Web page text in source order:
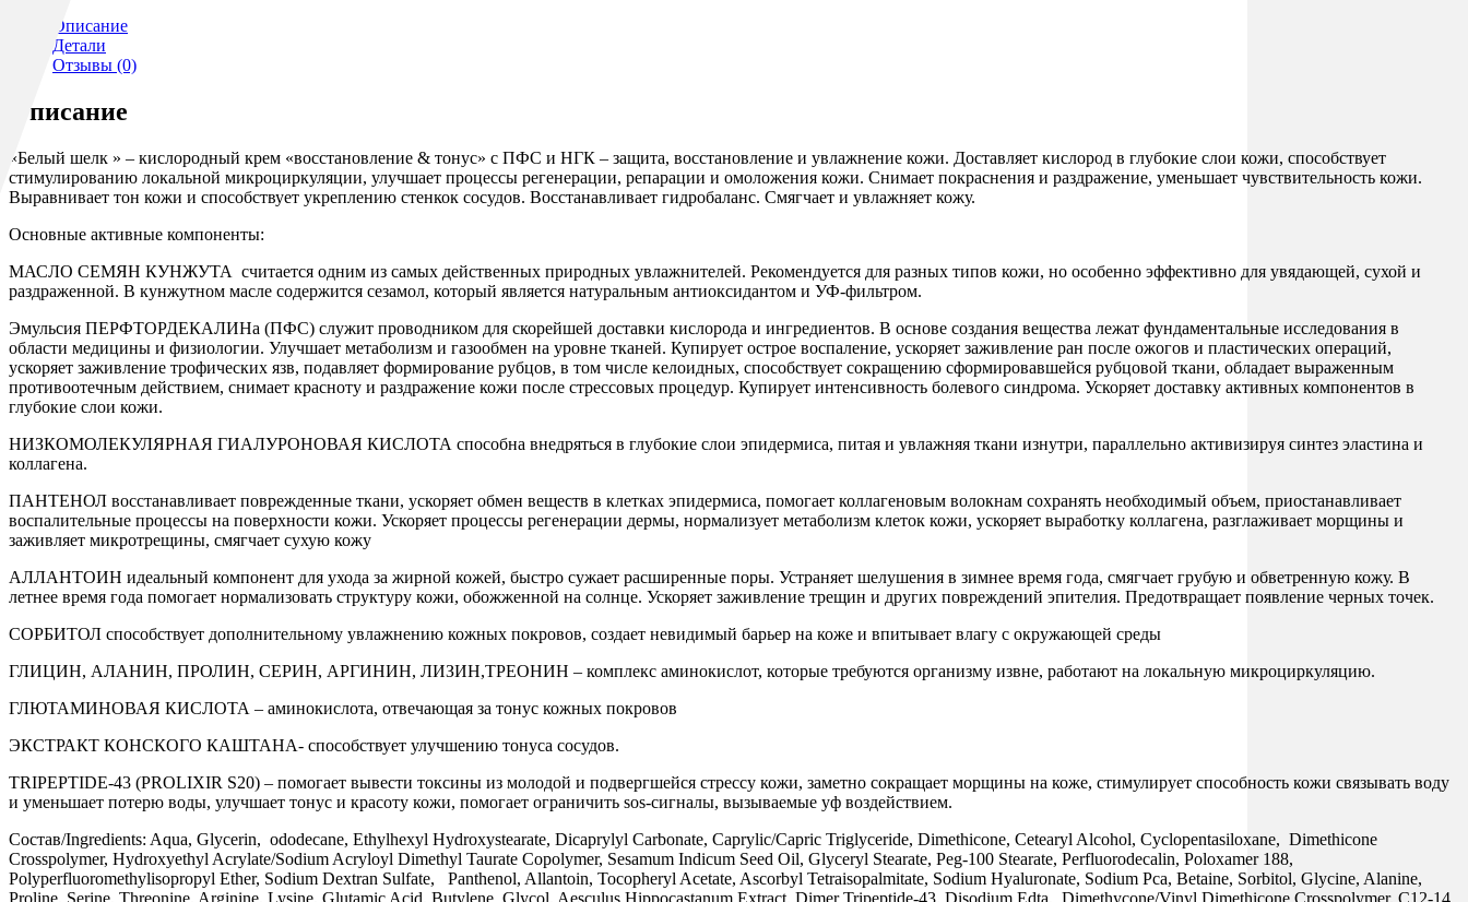
Описание
Детали
Отзывы (0)
Описание
«Белый шелк » – кислородный крем «восстановление & тонус» с ПФС и НГК – защита, восстановление и увлажнение кожи. Доставляет кислород в глубокие слои кожи, способствует
стимулированию локальной микроциркуляции, улучшает процессы регенерации, репарации и омоложения кожи. Снимает покраснения и раздражение, уменьшает чувствительность кожи.
Выравнивает тон кожи и способствует укреплению стенкок сосудов. Восстанавливает гидробаланс. Смягчает и увлажняет кожу.
Основные активные компоненты:
МАСЛО СЕМЯН КУНЖУТА считается одним из самых действенных природных увлажнителей. Рекомендуется для разных типов кожи, но особенно эффективно для увядающей, сухой и
раздраженной. В кунжутном масле содержится сезамол, который является натуральным антиоксидантом и УФ-фильтром.
Эмульсия ПЕРФТОРДЕКАЛИНа (ПФС) служит проводником для скорейшей доставки кислорода и ингредиентов. В основе создания вещества лежат фундаментальные исследования в
области медицины и физиологии. Улучшает метаболизм и газообмен на уровне тканей. Купирует острое воспаление, ускоряет заживление ран после ожогов и пластических операций,
ускоряет заживление трофических язв, подавляет формирование рубцов, в том числе келоидных, способствует сокращению сформировавшейся рубцовой ткани, обладает выраженным
противоотечным действием, снимает красноту и раздражение кожи после стрессовых процедур. Купирует интенсивность болевого синдрома. Ускоряет доставку активных компонентов в
глубокие слои кожи.
НИЗКОМОЛЕКУЛЯРНАЯ ГИАЛУРОНОВАЯ КИСЛОТА способна внедряться в глубокие слои эпидермиса, питая и увлажняя ткани изнутри, параллельно активизируя синтез эластина и
коллагена.
ПАНТЕНОЛ восстанавливает поврежденные ткани, ускоряет обмен веществ в клетках эпидермиса, помогает коллагеновым волокнам сохранять необходимый объем, приостанавливает
воспалительные процессы на поверхности кожи. Ускоряет процессы регенерации дермы, нормализует метаболизм клеток кожи, ускоряет выработку коллагена, разглаживает морщины и
заживляет микротрещины, смягчает сухую кожу
АЛЛАНТОИН идеальный компонент для ухода за жирной кожей, быстро сужает расширенные поры. Устраняет шелушения в зимнее время года, смягчает грубую и обветренную кожу. В
летнее время года помогает нормализовать структуру кожи, обожженной на солнце. Ускоряет заживление трещин и других повреждений эпителия. Предотвращает появление черных точек.
СОРБИТОЛ способствует дополнительному увлажнению кожных покровов, создает невидимый барьер на коже и впитывает влагу с окружающей среды
ГЛИЦИН, АЛАНИН, ПРОЛИН, СЕРИН, АРГИНИН, ЛИЗИН,ТРЕОНИН – комплекс аминокислот, которые требуются организму извне, работают на локальную микроциркуляцию.
ГЛЮТАМИНОВАЯ КИСЛОТА – аминокислота, отвечающая за тонус кожных покровов
ЭКСТРАКТ КОНСКОГО КАШТАНА- способствует улучшению тонуса сосудов.
TRIPEPTIDE-43 (PROLIXIR S20) – помогает вывести токсины из молодой и подвергшейся стрессу кожи, заметно сокращает морщины на коже, стимулирует способность кожи связывать воду
и уменьшает потерю воды, улучшает тонус и красоту кожи, помогает ограничить sos-сигналы, вызываемые уф воздействием.
Состав/Ingredients: Aqua, Glycerin, ododecane, Ethylhexyl Hydroxystearate, Dicaprylyl Carbonate, Caprylic/Capric Triglyceride, Dimethicone, Cetearyl Alcohol, Cyclopentasiloxane, Dimethicone
Crosspolymer, Hydroxyethyl Acrylate/Sodium Acryloyl Dimethyl Taurate Copolymer, Sesamum Indicum Seed Oil, Glyceryl Stearate, Peg-100 Stearate, Perfluorodecalin, Poloxamer 188,
Polyperfluoromethylisopropyl Ether, Sodium Dextran Sulfate, Panthenol, Allantoin, Tocopheryl Acetate, Ascorbyl Tetraisopalmitate, Sodium Hyaluronate, Sodium Pca, Betaine, Sorbitol, Glycine, Alanine,